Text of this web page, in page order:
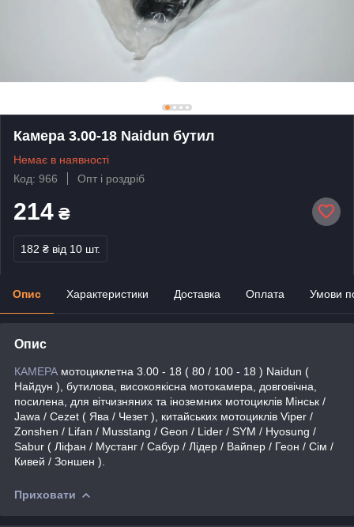
Камера 3.00-18 Naidun бутил
Немає в наявності
Код: 966
Опт і роздріб
214 ₴
182 ₴ від 10 шт.
Опис Характеристики Доставка Оплата Умови
Опис
КАМЕРА мотоциклетна 3.00 - 18 ( 80 / 100 - 18 ) Naidun (
Найдун ), бутилова, високоякісна мотокамера, довговічна,
посилена, для вітчизняних та іноземних мотоциклів Мінськ /
Jawa / Cezet ( Ява / Чезет ), китайських мотоциклів Viper /
Zonshen / Lifan / Musstang / Geon / Lider / SYM / Hyosung /
Sabur ( Ліфан / Мустанг / Сабур / Лідер / Вайпер / Геон / Сім /
Кивей / Зоншен ).
Приховати